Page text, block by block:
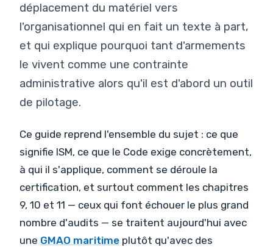
déplacement du matériel vers
l'organisationnel qui en fait un texte à part,
et qui explique pourquoi tant d'armements
le vivent comme une contrainte
administrative alors qu'il est d'abord un outil
de pilotage.
Ce guide reprend l'ensemble du sujet : ce que
signifie ISM, ce que le Code exige concrètement,
à qui il s'applique, comment se déroule la
certification, et surtout comment les chapitres
9, 10 et 11 — ceux qui font échouer le plus grand
nombre d'audits — se traitent aujourd'hui avec
une GMAO maritime plutôt qu'avec des